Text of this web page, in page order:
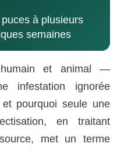
à plusieurs
semaines
et animal —
infestation ignorée
pourquoi seule une
en traitant
met un terme